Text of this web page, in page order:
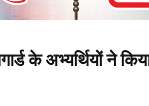
के अभ्यर्थियों ने